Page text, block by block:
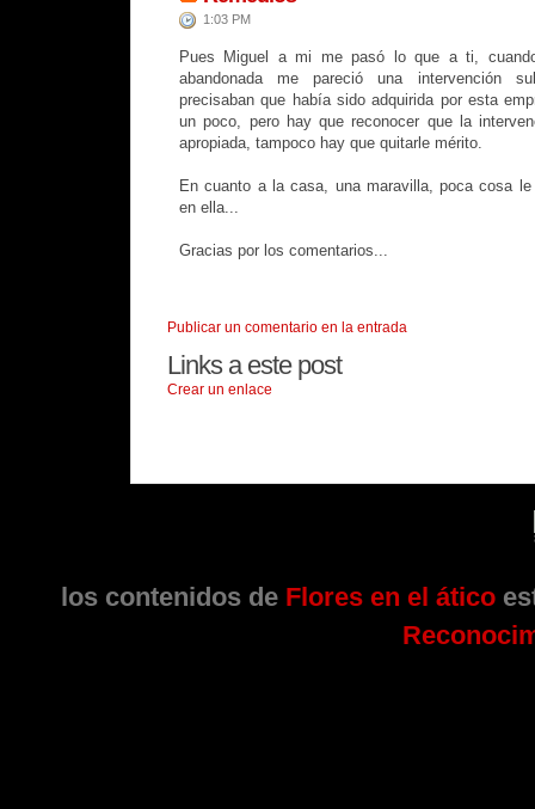
1:03 PM
Pues Miguel a mi me pasó lo que a ti,
abandonada me pareció una intervención
precisaban que había sido adquirida por esta
un poco, pero hay que reconocer que la
apropiada, tampoco hay que quitarle mérito.
En cuanto a la casa, una maravilla, poca cosa
en ella...
Gracias por los comentarios...
Publicar un comentario en la entrada
Links a este post
Crear un enlace
los contenidos de Flores en el ático